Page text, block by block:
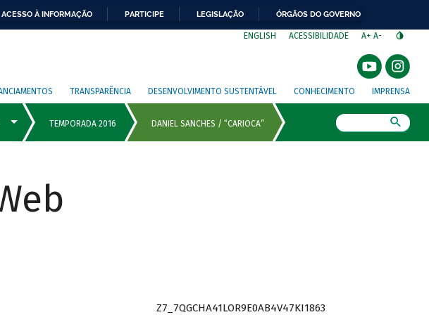
ACESSO À INFORMAÇÃO PARTICIPE LEGISLAÇÃO ÓRGÃOS DO GOVERNO
ENGLISH ACESSIBILIDADE A+ A-
TRANSPARÊNCIA DESENVOLVIMENTO SUSTENTÁVEL CONHECIMENTO IMPRENSA
Z7_7QGCHA41LOR9E0AB4V47KI1863